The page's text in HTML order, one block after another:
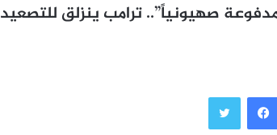
صهيونياً”.. ترامب ينزلق للتصعيد
فيسبوك تويتر